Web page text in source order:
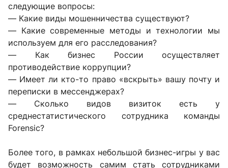
следующие вопросы:
— Какие виды мошенничества существуют?
— Какие современные методы и технологии мы
используем для его расследования?
— Как бизнес России осуществляет
противодействие коррупции?
— Имеет ли кто-то право «вскрыть» вашу почту и
переписки в мессенджерах?
— Сколько видов визиток есть у
среднестатистического сотрудника команды
Forensic?
Более того, в рамках небольшой бизнес-игры у вас
будет возможность самим стать сотрудниками